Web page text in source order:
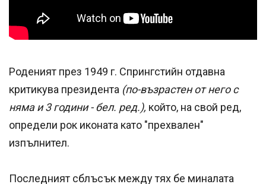
Роденият през 1949 г. Спрингстийн отдавна
критикува президента (по-възрастен от него с
няма и 3 години - бел. ред.), който, на свой ред,
определи рок иконата като "прехвален"
изпълнител.
Последният сблъсък между тях бе миналата